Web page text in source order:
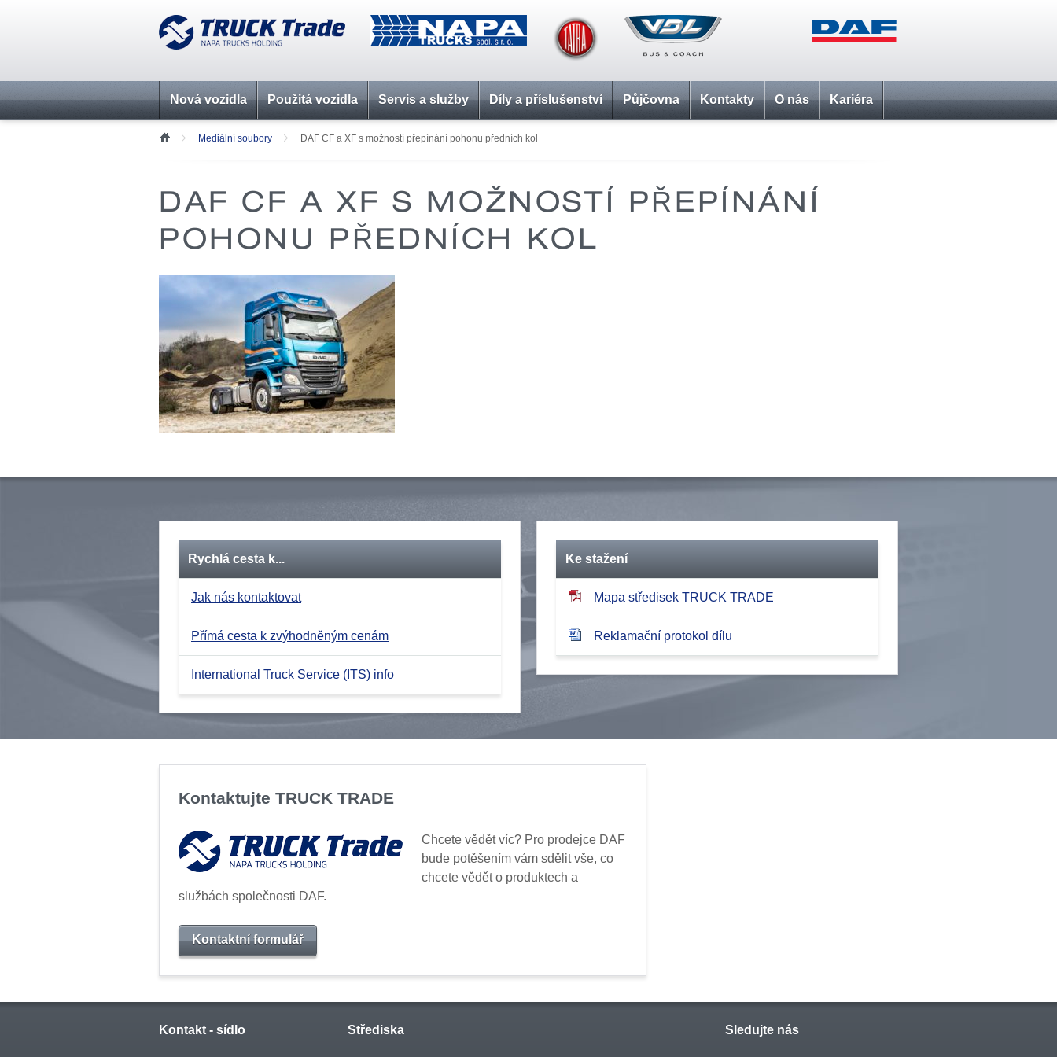
Nová vozidla Použitá vozidla Servis a služby Díly a příslušenství Půjčovna Kontakty O nás Kariéra
Mediální soubory DAF CF a XF s možností přepínání pohonu předních kol
DAF CF A XF S MOŽNOSTÍ PŘEPÍNÁNÍ
POHONU PŘEDNÍCH KOL
Rychlá cesta k...
Jak nás kontaktovat
Přímá cesta k zvýhodněným cenám
International Truck Service (ITS) info
Ke stažení
Mapa středisek TRUCK TRADE
Reklamační protokol dílu
Kontaktujte TRUCK TRADE
Chcete vědět víc? Pro prodejce DAF
bude potěšením vám sdělit vše, co
chcete vědět o produktech a
službách společnosti DAF.
Kontaktní formulář
Kontakt - sídlo Střediska Sledujte nás